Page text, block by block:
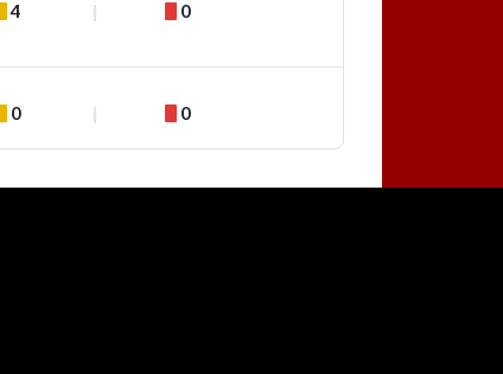
4 0
0 0